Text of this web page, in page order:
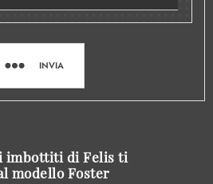
INVIA
imbottiti di Felis ti
modello Foster